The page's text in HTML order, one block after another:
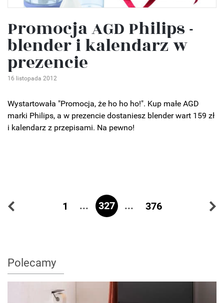
Promocja AGD Philips -
blender i kalendarz w
prezencie
16 listopada 2012
Wystartowała "Promocja, że ho ho ho!". Kup małe AGD
marki Philips, a w prezencie dostaniesz blender wart 159 zł
i kalendarz z przepisami. Na pewno!
1 ... 327 ... 376
Polecamy